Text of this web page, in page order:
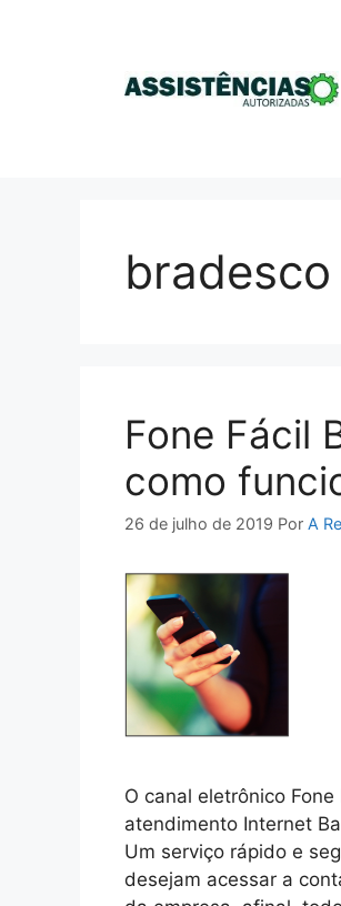
bradesco
Fone Fácil
como
26 de julho de 2019 Por A
O canal eletrônico
atendimento Internet
Um serviço rápido e
desejam acessar a